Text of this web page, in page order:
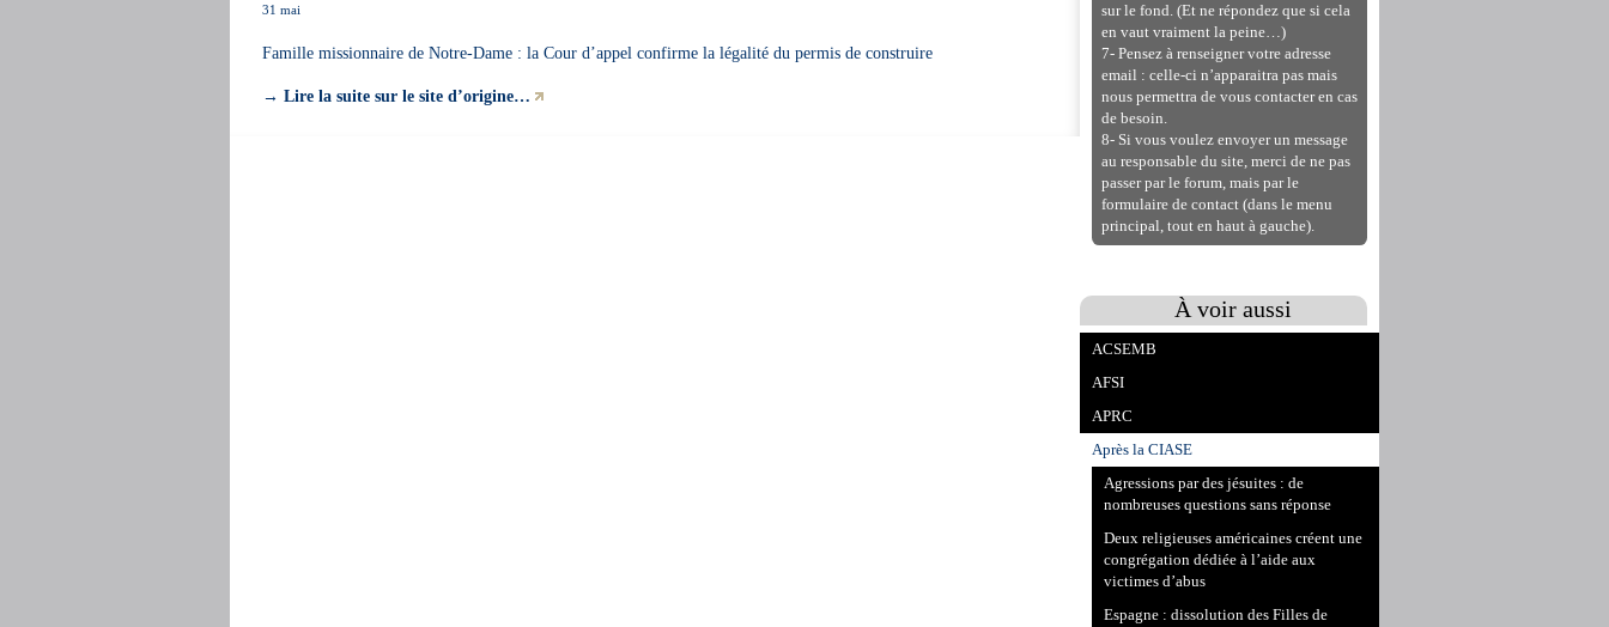
31 mai
Famille missionnaire de Notre-Dame : la Cour d’appel confirme la légalité du permis de construire
→ Lire la suite sur le site d’origine…
sur le fond. (Et ne répondez que si cela
en vaut vraiment la peine…)
7- Pensez à renseigner votre adresse
email : celle-ci n’apparaitra pas mais
nous permettra de vous contacter en cas
de besoin.
8- Si vous voulez envoyer un message
au responsable du site, merci de ne pas
passer par le forum, mais par le
formulaire de contact (dans le menu
principal, tout en haut à gauche).
À voir aussi
ACSEMB
AFSI
APRC
Après la CIASE
Agressions par des jésuites : de
nombreuses questions sans réponse
Deux religieuses américaines créent une
congrégation dédiée à l’aide aux
victimes d’abus
Espagne : dissolution des Filles de